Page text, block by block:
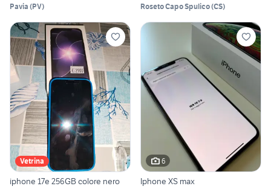
Pavia (PV) Roseto Capo Spulico(CS)
Vetrina
iphone 17e 256GB colore nero
6
Iphone XS max